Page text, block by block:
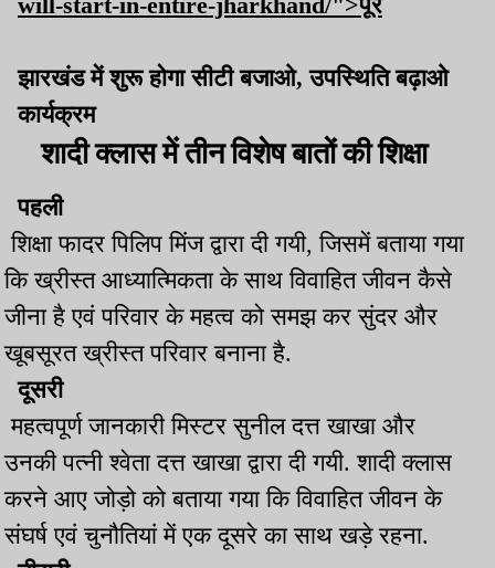
झारखंड में शुरू होगा सीटी बजाओ, उपस्थिति बढ़ाओ
कार्यक्रम
शादी क्लास में तीन विशेष बातों की शिक्षा
पहली
शिक्षा फादर पिलिप मिंज द्वारा दी गयी, जिसमें बताया गया
कि ख्रीस्त आध्यात्मिकता के साथ विवाहित जीवन कैसे
जीना है एवं परिवार के महत्व को समझ कर सुंदर और
खूबसूरत ख्रीस्त परिवार बनाना है.
दूसरी
महत्वपूर्ण जानकारी मिस्टर सुनील दत्त खाखा और
उनकी पत्नी श्वेता दत्त खाखा द्वारा दी गयी. शादी क्लास
करने आए जोड़ो को बताया गया कि विवाहित जीवन के
संघर्ष एवं चुनौतियां में एक दूसरे का साथ खड़े रहना.